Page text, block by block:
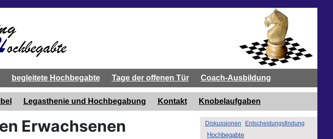
begleitete Hochbegabte Tage der offenen Tür Coach-Ausbildung
Legasthenie und Hochbegabung Kontakt Knobelaufgaben
Erwachsenen
Diskussionen Entscheidungsfindung
Hochbegabte